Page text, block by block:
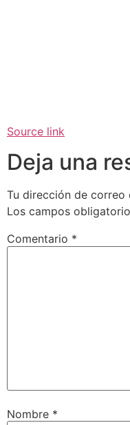
Source link
Deja una
Tu dirección de correo
Los campos
Comentario *
Nombre *